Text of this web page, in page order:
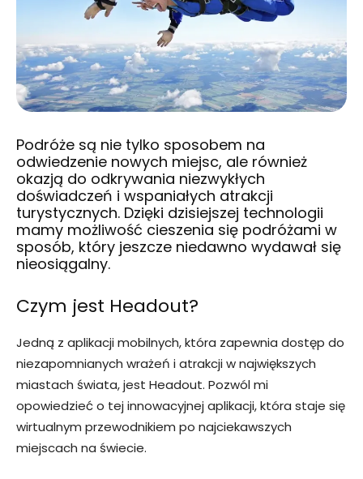
Podróże są nie tylko sposobem na
odwiedzenie nowych miejsc, ale również
okazją do odkrywania niezwykłych
doświadczeń i wspaniałych atrakcji
turystycznych. Dzięki dzisiejszej technologii
mamy możliwość cieszenia się podróżami w
sposób, który jeszcze niedawno wydawał się
nieosiągalny.
Czym jest Headout?
Jedną z aplikacji mobilnych, która zapewnia dostęp do
niezapomnianych wrażeń i atrakcji w największych
miastach świata, jest Headout. Pozwól mi
opowiedzieć o tej innowacyjnej aplikacji, która staje się
wirtualnym przewodnikiem po najciekawszych
miejscach na świecie.